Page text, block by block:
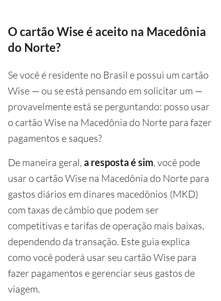
O cartão Wise é aceito na Macedônia
do Norte?
Se você é residente no Brasil e possui um cartão
Wise — ou se está pensando em solicitar um —
provavelmente está se perguntando: posso usar
o cartão Wise na Macedônia do Norte para fazer
pagamentos e saques?
De maneira geral, a resposta é sim, você pode
usar o cartão Wise na Macedônia do Norte para
gastos diários em dinares macedônios (MKD)
com taxas de câmbio que podem ser
competitivas e tarifas de operação mais baixas,
dependendo da transação. Este guia explica
como você poderá usar seu cartão Wise para
fazer pagamentos e gerenciar seus gastos de
viagem.